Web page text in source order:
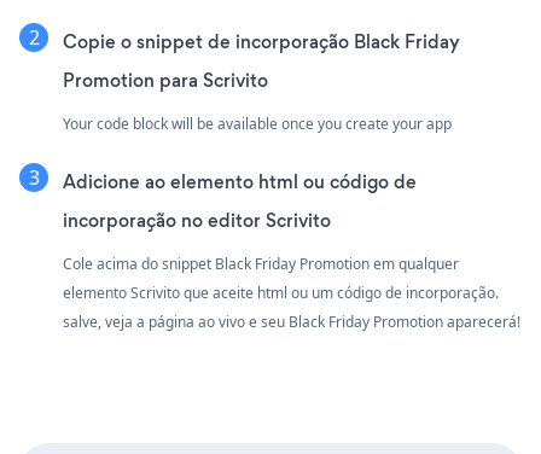
Copie o snippet de incorporação Black Friday
Promotion para Scrivito
Your code block will be available once you create your app
Adicione ao elemento html ou código de
incorporação no editor Scrivito
Cole acima do snippet Black Friday Promotion em qualquer
elemento Scrivito que aceite html ou um código de incorporação.
salve, veja a página ao vivo e seu Black Friday Promotion aparecerá!